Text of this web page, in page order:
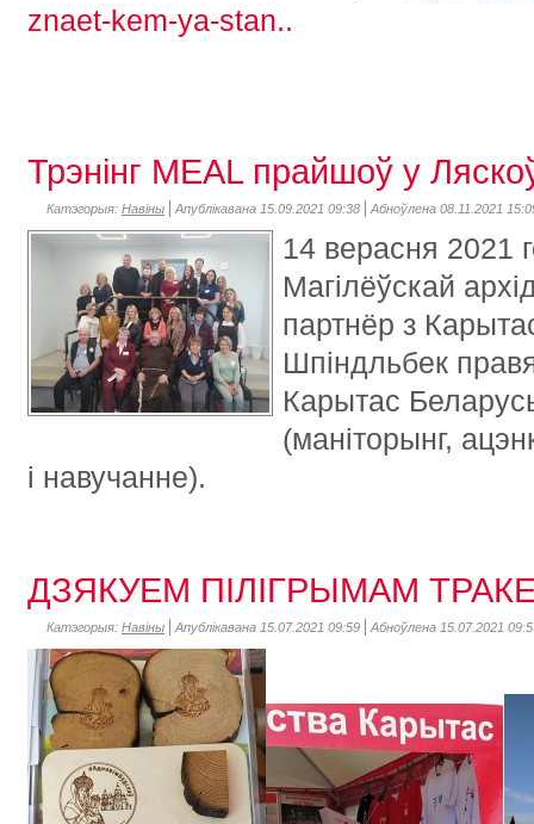
znaet-kem-ya-stan..
Трэнінг MEAL прайшоў у
Катэгорыя: Навіны Апублікавана 15.09.2021 09:38 Абноўлена 08.11.2021
14 верасня 2021
Магілёўскай
партнёр з
Шпіндльбек
Карытас
(маніторынг,
і навучанне).
ДЗЯКУЕМ ПІЛІГРЫМАМ
Катэгорыя: Навіны Апублікавана 15.07.2021 09:59 Абноўлена 15.07.2021